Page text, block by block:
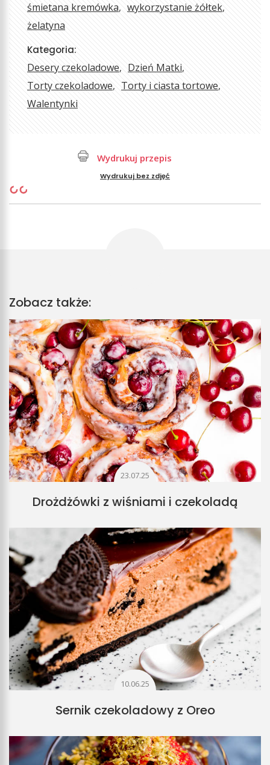
śmietana kremówka
wykorzystanie żółtek
żelatyna
Kategoria:
Desery czekoladowe
Dzień Matki
Torty czekoladowe
Torty i ciasta tortowe
Walentynki
Wydrukuj przepis
Wydrukuj bez zdjęć
Zobacz także:
23.07.25
Drożdżówki z wiśniami i czekoladą
10.06.25
Sernik czekoladowy z Oreo